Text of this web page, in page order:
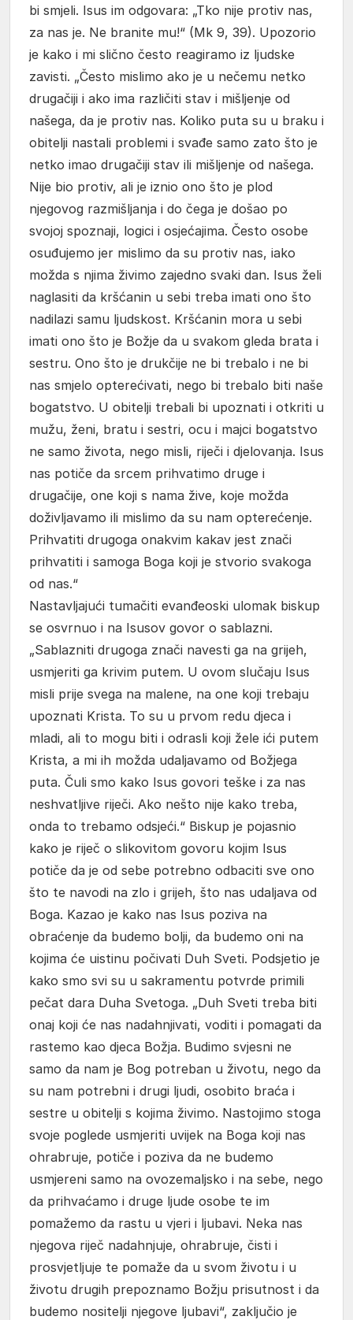
bi smjeli. Isus im odgovara: „Tko nije protiv nas,
za nas je. Ne branite mu!“ (Mk 9, 39). Upozorio
je kako i mi slično često reagiramo iz ljudske
zavisti. „Često mislimo ako je u nečemu netko
drugačiji i ako ima različiti stav i mišljenje od
našega, da je protiv nas. Koliko puta su u braku i
obitelji nastali problemi i svađe samo zato što je
netko imao drugačiji stav ili mišljenje od našega.
Nije bio protiv, ali je iznio ono što je plod
njegovog razmišljanja i do čega je došao po
svojoj spoznaji, logici i osjećajima. Često osobe
osuđujemo jer mislimo da su protiv nas, iako
možda s njima živimo zajedno svaki dan. Isus želi
naglasiti da kršćanin u sebi treba imati ono što
nadilazi samu ljudskost. Kršćanin mora u sebi
imati ono što je Božje da u svakom gleda brata i
sestru. Ono što je drukčije ne bi trebalo i ne bi
nas smjelo opterećivati, nego bi trebalo biti naše
bogatstvo. U obitelji trebali bi upoznati i otkriti u
mužu, ženi, bratu i sestri, ocu i majci bogatstvo
ne samo života, nego misli, riječi i djelovanja. Isus
nas potiče da srcem prihvatimo druge i
drugačije, one koji s nama žive, koje možda
doživljavamo ili mislimo da su nam opterećenje.
Prihvatiti drugoga onakvim kakav jest znači
prihvatiti i samoga Boga koji je stvorio svakoga
od nas.“
Nastavljajući tumačiti evanđeoski ulomak biskup
se osvrnuo i na Isusov govor o sablazni.
„Sablazniti drugoga znači navesti ga na grijeh,
usmjeriti ga krivim putem. U ovom slučaju Isus
misli prije svega na malene, na one koji trebaju
upoznati Krista. To su u prvom redu djeca i
mladi, ali to mogu biti i odrasli koji žele ići putem
Krista, a mi ih možda udaljavamo od Božjega
puta. Čuli smo kako Isus govori teške i za nas
neshvatljive riječi. Ako nešto nije kako treba,
onda to trebamo odsjeći.“ Biskup je pojasnio
kako je riječ o slikovitom govoru kojim Isus
potiče da je od sebe potrebno odbaciti sve ono
što te navodi na zlo i grijeh, što nas udaljava od
Boga. Kazao je kako nas Isus poziva na
obraćenje da budemo bolji, da budemo oni na
kojima će uistinu počivati Duh Sveti. Podsjetio je
kako smo svi su u sakramentu potvrde primili
pečat dara Duha Svetoga. „Duh Sveti treba biti
onaj koji će nas nadahnjivati, voditi i pomagati da
rastemo kao djeca Božja. Budimo svjesni ne
samo da nam je Bog potreban u životu, nego da
su nam potrebni i drugi ljudi, osobito braća i
sestre u obitelji s kojima živimo. Nastojimo stoga
svoje poglede usmjeriti uvijek na Boga koji nas
ohrabruje, potiče i poziva da ne budemo
usmjereni samo na ovozemaljsko i na sebe, nego
da prihvaćamo i druge ljude osobe te im
pomažemo da rastu u vjeri i ljubavi. Neka nas
njegova riječ nadahnjuje, ohrabruje, čisti i
prosvjetljuje te pomaže da u svom životu i u
životu drugih prepoznamo Božju prisutnost i da
budemo nositelji njegove ljubavi“, zaključio je